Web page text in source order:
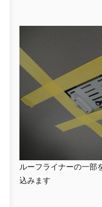
ルーフライナーの一部
込みます